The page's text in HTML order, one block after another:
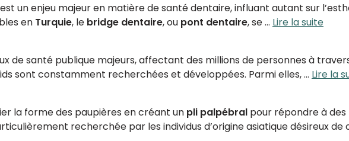
un enjeu majeur en matière de santé dentaire, influant autant sur
en Turquie, le bridge dentaire, ou pont dentaire, se … Lire la suite
de santé publique majeurs, affectant des millions de personnes à
sont constamment recherchées et développées. Parmi elles, … Lire la
la forme des paupières en créant un pli palpébral pour répondre à
recherchée par les individus d’origine asiatique désireux de